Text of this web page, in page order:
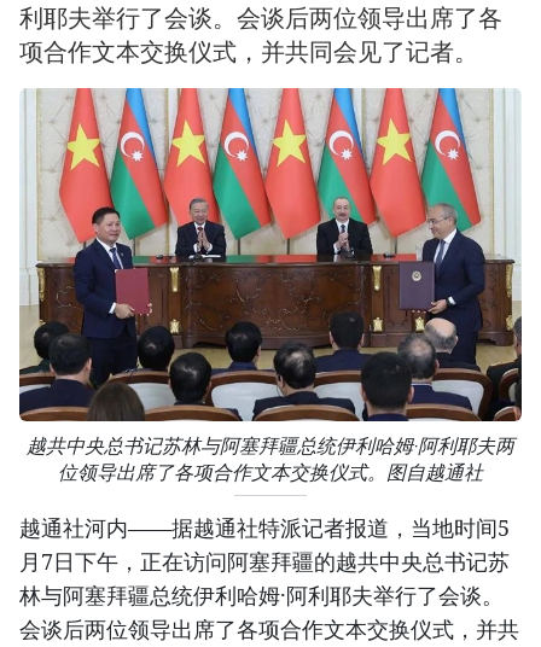
利耶夫举行了会谈。会谈后两位领导出席了各
项合作文本交换仪式，并共同会见了记者。
越共中央总书记苏林与阿塞拜疆总统伊利哈姆·阿利耶夫两
位领导出席了各项合作文本交换仪式。图自越通社
越通社河内——据越通社特派记者报道，当地时间5
月7日下午，正在访问阿塞拜疆的越共中央总书记苏
林与阿塞拜疆总统伊利哈姆·阿利耶夫举行了会谈。
会谈后两位领导出席了各项合作文本交换仪式，并共